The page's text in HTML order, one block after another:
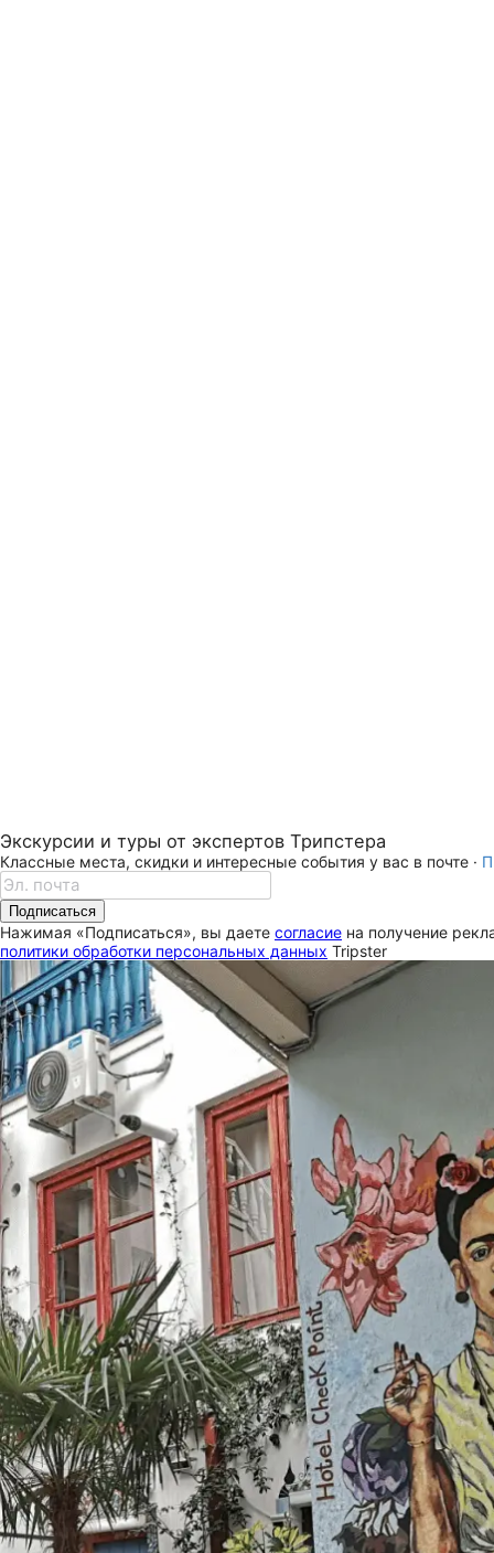
Экскурсии и туры от экспертов Трипстера
Классные места, скидки и интересные события у вас в почте ·
Подписаться
Нажимая «Подписаться», вы даете согласие на получение
политики обработки персональных данных Tripster